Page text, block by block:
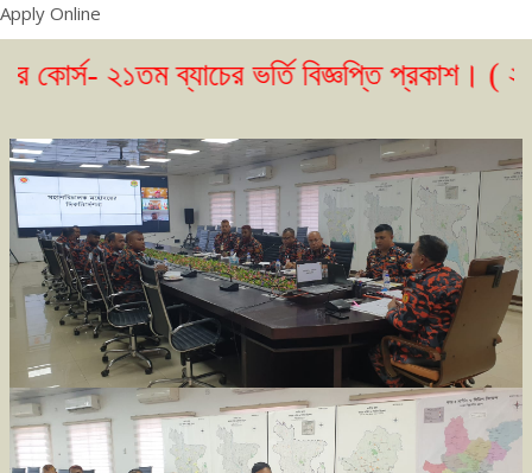
Apply Online
২১তম ব্যাচের ভর্তি বিজ্ঞপ্তি প্রকাশ। ( ২৩/০৫/